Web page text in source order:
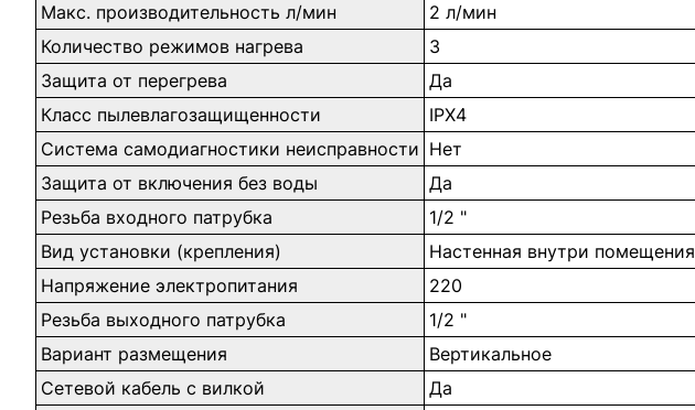
Макс. производительность л/мин
2 л/мин
Количество режимов нагрева
3
Защита от перегрева
Да
Класс пылевлагозащищенности
IPX4
Система самодиагностики неисправности Нет
Защита от включения без воды
Да
Резьба входного патрубка
1/2 "
Вид установки (крепления)
Настенная внутри помещения
Напряжение электропитания
220
Резьба выходного патрубка
1/2 "
Вариант размещения
Вертикальное
Сетевой кабель с вилкой
Да